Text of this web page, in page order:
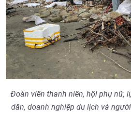
Đoàn viên thanh niên, hội phụ nữ,
dân, doanh nghiệp du lịch và